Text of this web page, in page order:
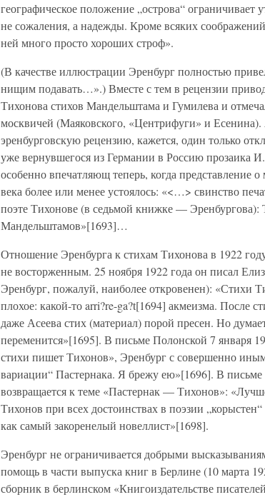
географическое положение „острова“
не сожаления, а надежды. Кроме всяких
ней много просто хороших строф».
(В качестве иллюстрации Эренбург полностью
нищим подавать…».) Вместе с тем в рецензии
Тихонова стихов Мандельштама и Гумилева и
москвичей (Маяковского, «Центрифуги» и
эренбурговскую рецензию, кажется, один только
уже вернувшегося из Германии в Россию прозаика
особенно впечатляющ теперь, когда представление
века более или менее устоялось: «<…> свинство
поэте Тихонове (в седьмой книжке — Эренбургова):
Мандельштамов»[1693]…
Отношение Эренбурга к стихам Тихонова в 1922
не восторженным. 25 ноября 1922 года он писал
Эренбург, пожалуй, наиболее откровенен): «Стихи
плохое: какой-то arri?re-ga?t[1694] акмеизма. После
даже Асеева стих (материал) порой пресен. Но
переменится»[1695]. В письме Полонской 7 января
стихи пишет Тихонов», Эренбург с совершенно
вариации“ Пастернака. Я брежу ею»[1696]. В письме
возвращается к теме «Пастернак — Тихонов»:
Тихонов при всех достоинствах в поэзии
как самый закоренелый новеллист»[1698].
Эренбург не ограничивается добрыми
помощь в части выпуска книг в Берлине (10 марта
сборник в берлинском «Книгоиздательстве